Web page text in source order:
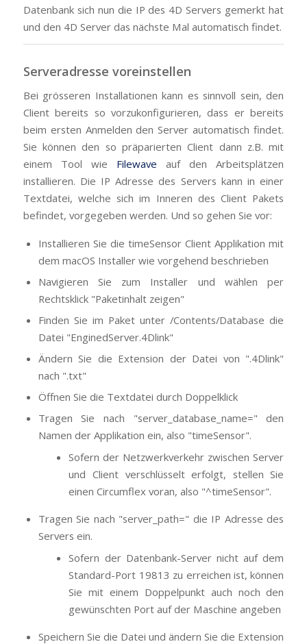
Datenbank sich nun die IP des 4D Servers gemerkt hat
und den 4D Server das nächste Mal automatisch findet.
Serveradresse voreinstellen
Bei grösseren Installationen kann es sinnvoll sein, den
Client bereits so vorzukonfigurieren, dass er bereits
beim ersten Anmelden den Server automatisch findet.
Sie können den so präparierten Client dann z.B. mit
einem Tool wie Filewave auf den Arbeitsplätzen
installieren. Die IP Adresse des Servers kann in einer
Textdatei, welche sich im Inneren des Client Pakets
befindet, vorgegeben werden. Und so gehen Sie vor:
Installieren Sie die timeSensor Client Applikation mit
dem macOS Installer wie vorgehend beschrieben
Navigieren Sie zum Installer und wählen per
Rechtsklick "Paketinhalt zeigen"
Finden Sie im Paket unter /Contents/Database die
Datei "EnginedServer.4Dlink"
Ändern Sie die Extension der Datei von ".4Dlink"
nach ".txt"
Öffnen Sie die Textdatei durch Doppelklick
Tragen Sie nach "server_database_name=" den
Namen der Applikation ein, also "timeSensor".
Sofern der Netzwerkverkehr zwischen Server
und Client verschlüsselt erfolgt, stellen Sie
einen Circumflex voran, also "^timeSensor".
Tragen Sie nach "server_path=" die IP Adresse des
Servers ein.
Sofern der Datenbank-Server nicht auf dem
Standard-Port 19813 zu erreichen ist, können
Sie mit einem Doppelpunkt auch noch den
gewünschten Port auf der Maschine angeben
Speichern Sie die Datei und ändern Sie die Extension